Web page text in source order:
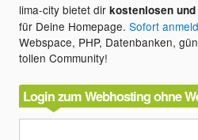
lima-city bietet dirkostenlosen
für Deine Homepage.Sofort
Webspace, PHP, Datenbanken,
tollen Community!
Login zum Webhosting ohne